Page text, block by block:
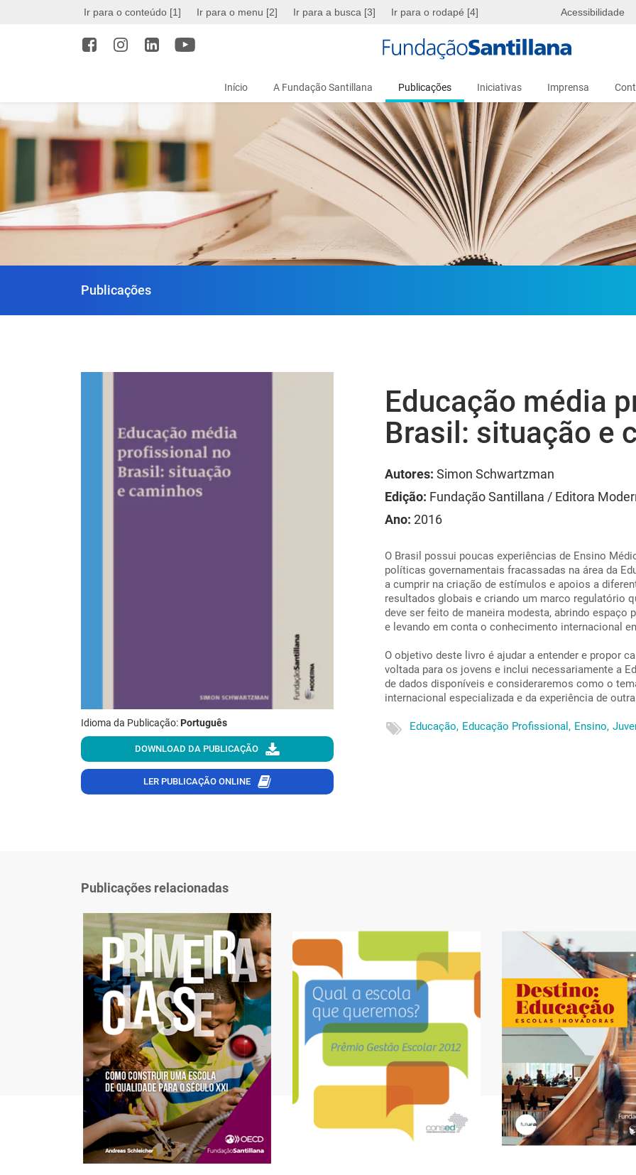
Ir para o conteúdo [1] Ir para o menu [2] Ir para a busca [3] Ir para o rodapé [4] Acessibilidade
Início A Fundação Santillana Publicações Iniciativas Imprensa
Publicações
Educação média
Brasil: situação e
Autores: Simon Schwartzman
Edição: Fundação Santillana / Editora
Ano: 2016
O Brasil possui poucas experiências de Ensino
políticas governamentais fracassadas na área da
a cumprir na criação de estímulos e apoios a
resultados globais e criando um marco regulatório
deve ser feito de maneira modesta, abrindo
e levando em conta o conhecimento internacional
O objetivo deste livro é ajudar a entender e propor
voltada para os jovens e inclui necessariamente a
de dados disponíveis e consideraremos como o
internacional especializada e da experiência de
Educação, Educação Profissional, Ensino,
Idioma da Publicação: Português
DOWNLOAD DA PUBLICAÇÃO
LER PUBLICAÇÃO ONLINE
Publicações relacionadas